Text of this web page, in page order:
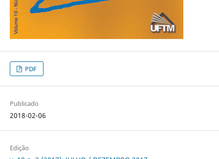
PDF
Publicado
2018-02-06
Edição